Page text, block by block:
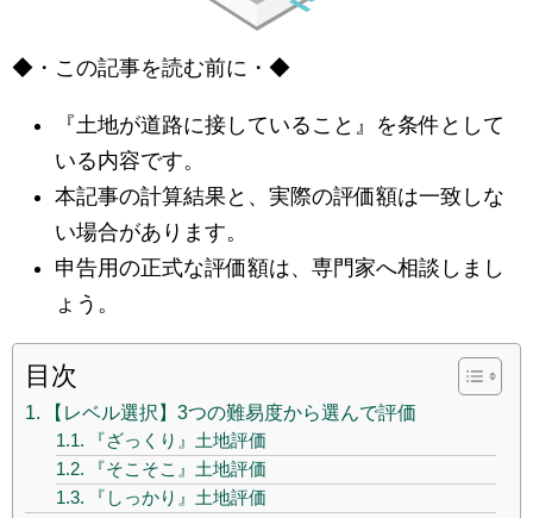
◆・この記事を読む前に・◆
『土地が道路に接していること』を条件として
いる内容です。
本記事の計算結果と、実際の評価額は一致しな
い場合があります。
申告用の正式な評価額は、専門家へ相談しまし
ょう。
目次
【レベル選択】3つの難易度から選んで評価
『ざっくり』土地評価
『そこそこ』土地評価
『しっかり』土地評価